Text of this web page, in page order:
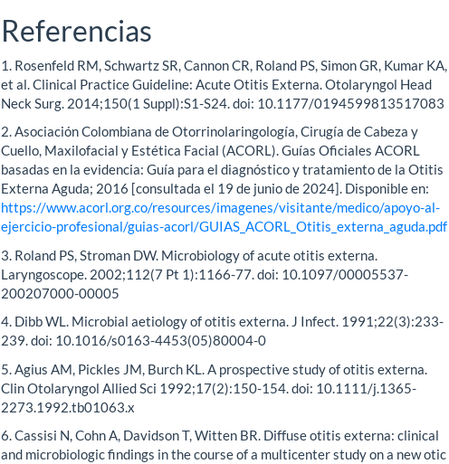
Referencias
1. Rosenfeld RM, Schwartz SR, Cannon CR, Roland PS, Simon GR, Kumar KA,
et al. Clinical Practice Guideline: Acute Otitis Externa. Otolaryngol Head
Neck Surg. 2014;150(1 Suppl):S1-S24. doi: 10.1177/0194599813517083
2. Asociación Colombiana de Otorrinolaringología, Cirugía de Cabeza y
Cuello, Maxilofacial y Estética Facial (ACORL). Guías Oficiales ACORL
basadas en la evidencia: Guía para el diagnóstico y tratamiento de la Otitis
Externa Aguda; 2016 [consultada el 19 de junio de 2024]. Disponible en:
https://www.acorl.org.co/resources/imagenes/visitante/medico/apoyo-al-
ejercicio-profesional/guias-acorl/GUIAS_ACORL_Otitis_externa_aguda.pdf
3. Roland PS, Stroman DW. Microbiology of acute otitis externa.
Laryngoscope. 2002;112(7 Pt 1):1166-77. doi: 10.1097/00005537-
200207000-00005
4. Dibb WL. Microbial aetiology of otitis externa. J Infect. 1991;22(3):233-
239. doi: 10.1016/s0163-4453(05)80004-0
5. Agius AM, Pickles JM, Burch KL. A prospective study of otitis externa.
Clin Otolaryngol Allied Sci 1992;17(2):150-154. doi: 10.1111/j.1365-
2273.1992.tb01063.x
6. Cassisi N, Cohn A, Davidson T, Witten BR. Diffuse otitis externa: clinical
and microbiologic findings in the course of a multicenter study on a new otic